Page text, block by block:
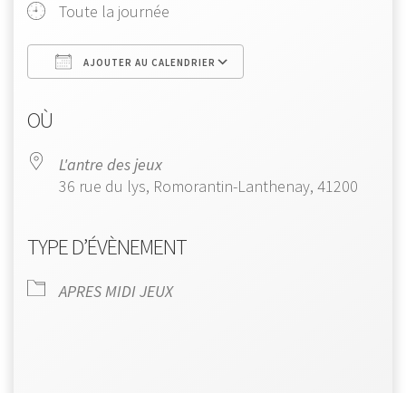
Toute la journée
AJOUTER AU CALENDRIER
OÙ
L'antre des jeux
36 rue du lys, Romorantin-Lanthenay, 41200
TYPE D’ÉVÈNEMENT
APRES MIDI JEUX